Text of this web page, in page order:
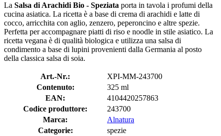
La Salsa di Arachidi Bio - Speziata porta in tavola i profumi della
cucina asiatica. La ricetta è a base di crema di arachidi e latte di
cocco, arricchita con aglio, zenzero, peperoncino e altre spezie.
Perfetta per accompagnare piatti di riso e noodle in stile asiatico. La
ricetta vegana è di qualità biologica e utilizza una salsa di
condimento a base di lupini provenienti dalla Germania al posto
della classica salsa di soia.
Art.-Nr.:
XPI-MM-243700
Contenuto:
325 ml
EAN:
4104420257863
Codice produttore:
243700
Marca:
Alnatura
Categorie:
spezie